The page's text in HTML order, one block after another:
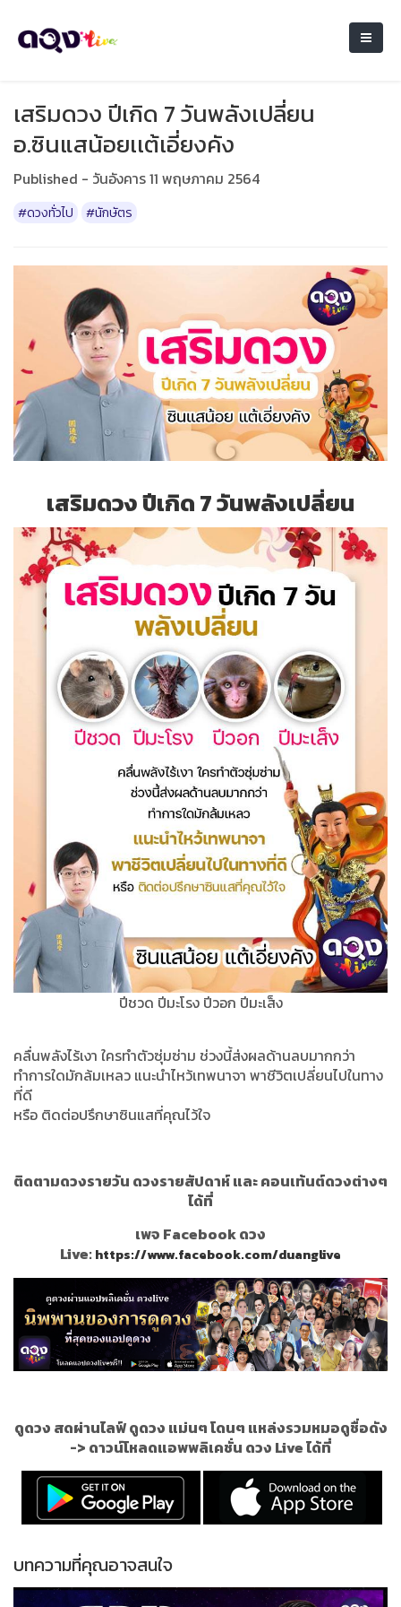
เสริมดวง ปีเกิด 7 วันพลังเปลี่ยน
อ.ซินแสน้อยเเต้เอี่ยงคัง
Published - วันอังคาร 11 พฤษภาคม 2564
#ดวงทั่วไป #นักษัตร
เสริมดวง ปีเกิด 7 วันพลังเปลี่ยน
ปีชวด ปีมะโรง ปีวอก ปีมะเส็ง
คลื่นพลังไร้เงา ใครทำตัวซุ่มซ่าม ช่วงนี้ส่งผลด้านลบมากกว่า
ทำการใดมักล้มเหลว แนะนำไหว้เทพนาจา พาชีวิตเปลี่ยนไปในทาง
ที่ดี
หรือ ติดต่อปรึกษาซินแสที่คุณไว้ใจ
ติดตามดวงรายวัน ดวงรายสัปดาห์ และ คอนเท้นต์ดวงต่างๆ
ได้ที่
เพจ Facebook ดวง
Live:https://www.facebook.com/duanglive
ดูดวง สดผ่านไลฟ์ ดูดวง แม่นๆ โดนๆ แหล่งรวมหมอดูชื่อดัง
-> ดาวน์โหลดแอพพลิเคชั่น ดวง Live ได้ที่
บทความที่คุณอาจสนใจ